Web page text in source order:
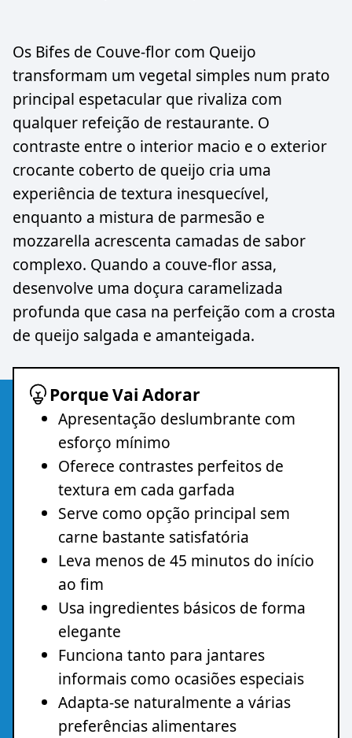
Os Bifes de Couve-flor com Queijo
transformam um vegetal simples num prato
principal espetacular que rivaliza com
qualquer refeição de restaurante. O
contraste entre o interior macio e o exterior
crocante coberto de queijo cria uma
experiência de textura inesquecível,
enquanto a mistura de parmesão e
mozzarella acrescenta camadas de sabor
complexo. Quando a couve-flor assa,
desenvolve uma doçura caramelizada
profunda que casa na perfeição com a crosta
de queijo salgada e amanteigada.
Porque Vai Adorar
Apresentação deslumbrante com
esforço mínimo
Oferece contrastes perfeitos de
textura em cada garfada
Serve como opção principal sem
carne bastante satisfatória
Leva menos de 45 minutos do início
ao fim
Usa ingredientes básicos de forma
elegante
Funciona tanto para jantares
informais como ocasiões especiais
Adapta-se naturalmente a várias
preferências alimentares